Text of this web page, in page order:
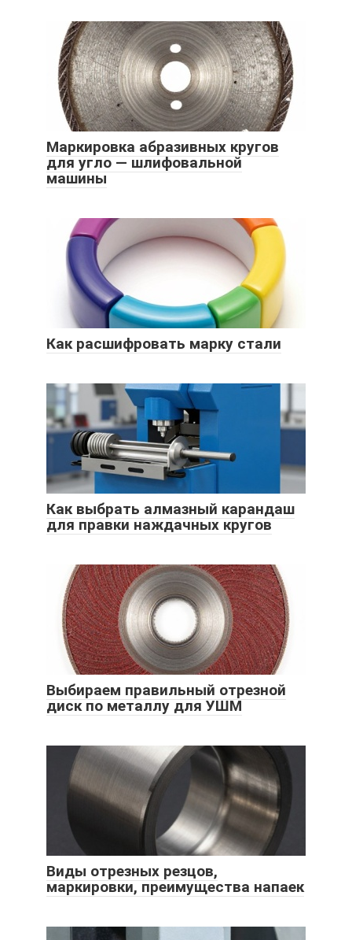
Маркировка абразивных кругов
для угло — шлифовальной
машины
Как расшифровать марку стали
Как выбрать алмазный карандаш
для правки наждачных кругов
Выбираем правильный отрезной
диск по металлу для УШМ
Виды отрезных резцов,
маркировки, преимущества напаек